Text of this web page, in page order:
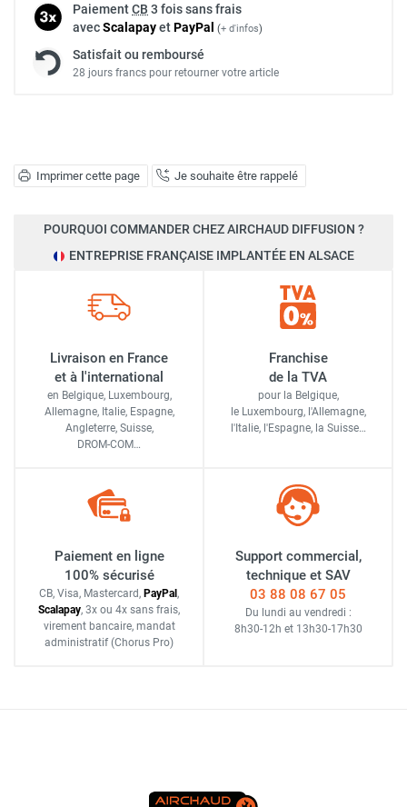
Imprimer cette page Je souhaite être rappelé
PaiementCB 3 fois sans frais
avecScalapayetPayPal (+ d'infos)
Satisfait ou remboursé
28 jours francs pour retourner votre article
POURQUOI COMMANDER CHEZ AIRCHAUD DIFFUSION ?
ENTREPRISE FRANÇAISE IMPLANTÉE EN ALSACE
Livraison en France
et à l'international
en Belgique, Luxembourg,
Allemagne, Italie, Espagne,
Angleterre, Suisse,
DROM-COM…
Franchise
de la TVA
pour la Belgique,
le Luxembourg, l'Allemagne,
l'Italie, l'Espagne, la Suisse…
Paiement en ligne
100% sécurisé
CB, Visa, Mastercard, PayPal ,
Scalapay, 3x ou 4x sans frais,
virement bancaire, mandat
administratif (Chorus Pro)
Support commercial,
technique et SAV
03 88 08 67 05
Du lundi au vendredi :
8h30-12h et 13h30-17h30